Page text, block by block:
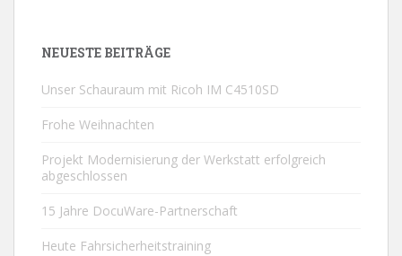
NEUESTE BEITRÄGE
Unser Schauraum mit Ricoh IM C4510SD
Frohe Weihnachten
Projekt Modernisierung der Werkstatt erfolgreich
abgeschlossen
15 Jahre DocuWare-Partnerschaft
Heute Fahrsicherheitstraining